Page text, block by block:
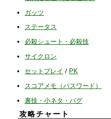
ガッツ
ステータス
必殺シュート・必殺技
サイクロン
セットプレイ / PK
スコアメモ（パスワード）
裏技・小ネタ・バグ
攻略チャート